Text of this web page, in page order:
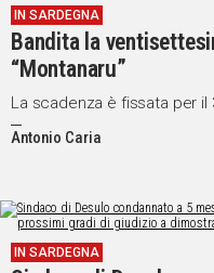
IN SARDEGNA
Bandita la
“Montanaru”
La scadenza è fissata per il
Antonio Caria
IN SARDEGNA